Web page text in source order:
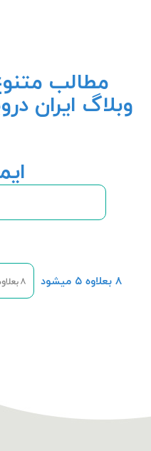
مطالب
وبلاگ ایران
۸ بعلاوه ۵ میشود